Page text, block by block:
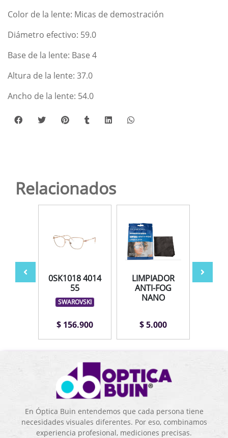
Color de la lente: Micas de demostración
Diámetro efectivo: 59.0
Base de la lente: Base 4
Altura de la lente: 37.0
Ancho de la lente: 54.0
Relacionados
0SK1018 4014
55
SWAROVSKI
$ 156.900
LIMPIADOR
ANTI-FOG
NANO
$ 5.000
En Óptica Buin entendemos que cada persona tiene
necesidades visuales diferentes. Por eso, combinamos
experiencia profesional, mediciones precisas.